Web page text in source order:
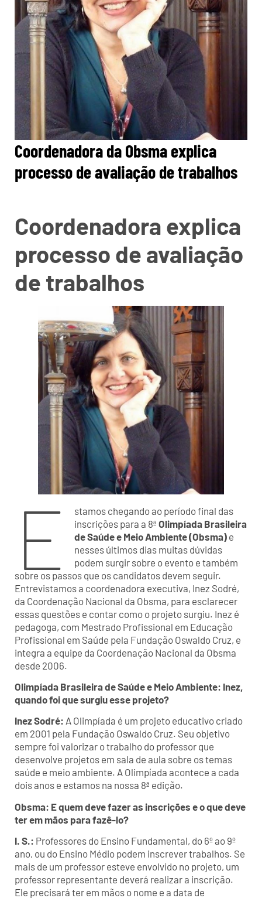
Coordenadora da Obsma explica
processo de avaliação de trabalhos
Coordenadora explica
processo de avaliação
de trabalhos
E
stamos chegando ao período final das
inscrições para a 8ªOlimpíada Brasileira
de Saúde e Meio Ambiente (Obsma) e
nesses últimos dias muitas dúvidas
podem surgir sobre o evento e também
sobre os passos que os candidatos devem seguir.
Entrevistamos a coordenadora executiva, Inez Sodré,
da Coordenação Nacional da Obsma, para esclarecer
essas questões e contar como o projeto surgiu. Inez é
pedagoga, com Mestrado Profissional em Educação
Profissional em Saúde pela Fundação Oswaldo Cruz, e
integra a equipe da Coordenação Nacional da Obsma
desde 2006.
Olimpíada Brasileira de Saúde e Meio Ambiente: Inez,
quando foi que surgiu esse projeto?
Inez Sodré: A Olimpíada é um projeto educativo criado
em 2001 pela Fundação Oswaldo Cruz. Seu objetivo
sempre foi valorizar o trabalho do professor que
desenvolve projetos em sala de aula sobre os temas
saúde e meio ambiente. A Olimpíada acontece a cada
dois anos e estamos na nossa 8ª edição.
Obsma: E quem deve fazer as inscrições e o que deve
ter em mãos para fazê-lo?
I. S.: Professores do Ensino Fundamental, do 6º ao 9º
ano, ou do Ensino Médio podem inscrever trabalhos. Se
mais de um professor esteve envolvido no projeto, um
professor representante deverá realizar a inscrição.
Ele precisará ter em mãos o nome e a data de